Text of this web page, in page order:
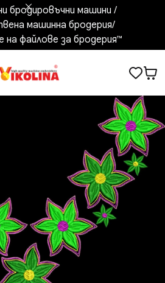
бродировъчни машини /
машинна бродерия/
на файлове за бродерия™️